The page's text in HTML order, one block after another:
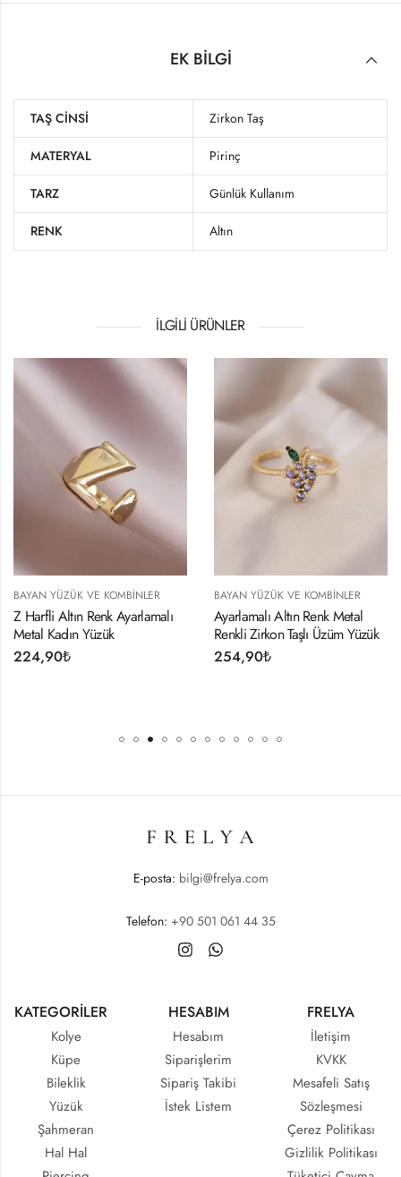
EK BILGI
TAŞ CINSI Zirkon Taş
MATERYAL Pirinç
TARZ Günlük Kullanım
RENK Altın
İLGILI ÜRÜNLER
KOMBINLER
Ayarlamalı
BAYAN YÜZÜK VE KOMBINLER
Ayarlamalı Altın Renk Metal
Renkli Zirkon Taşlı Üzüm Yüzük
BAYAN YÜZÜK
Otantik Emoji
Ayarlamalı
E-posta: bilgi@frelya.com
Telefon: +90 501 061 44 35
KATEGORİLER
Kolye
Küpe
Bileklik
Yüzük
Şahmeran
Hal Hal
HESABIM
Hesabım
Siparişlerim
Sipariş Takibi
İstek Listem
FRELYA
İletişim
KVKK
Mesafeli Satış
Sözleşmesi
Çerez Politikası
Gizlilik Politikası